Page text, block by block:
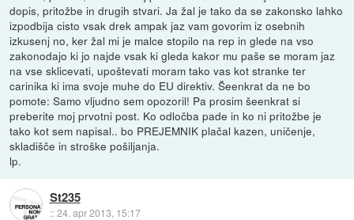
dopis, pritožbe in drugih stvari. Ja žal je tako da se zakonsko lahko
izpodbija cisto vsak drek ampak jaz vam govorim iz osebnih
izkusenj no, ker žal mi je malce stopilo na rep in glede na vso
zakonodajo ki jo najde vsak ki gleda kakor mu paše se moram jaz
na vse sklicevati, upoštevati moram tako vas kot stranke ter
carinika ki ima svoje muhe do EU direktiv. Šeenkrat da ne bo
pomote: Samo vljudno sem opozoril! Pa prosim šeenkrat si
preberite moj prvotni post. Ko odločba pade in ko ni pritožbe je
tako kot sem napisal.. bo PREJEMNIK plačal kazen, uničenje,
skladišče in stroške pošiljanja.
lp.
St235
::24. apr 2013, 15:17